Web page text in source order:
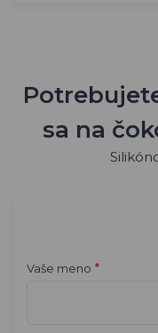
sa na
Vaše meno *